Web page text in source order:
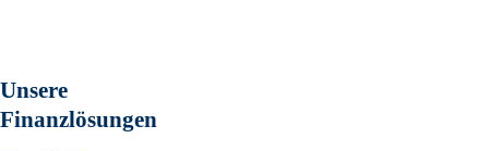
Unsere
Finanzlösungen